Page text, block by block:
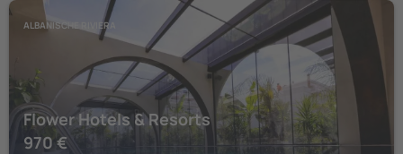
ALBANISCHE RIVIERA
Flower Hotels & Resorts
970 €